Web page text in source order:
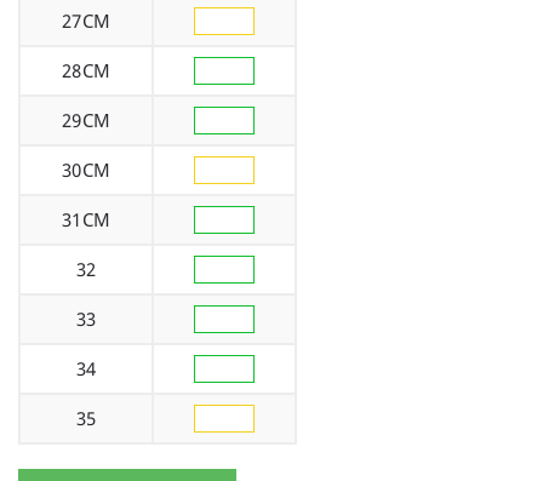
27CM
28CM
29CM
30CM
31CM
32
33
34
35